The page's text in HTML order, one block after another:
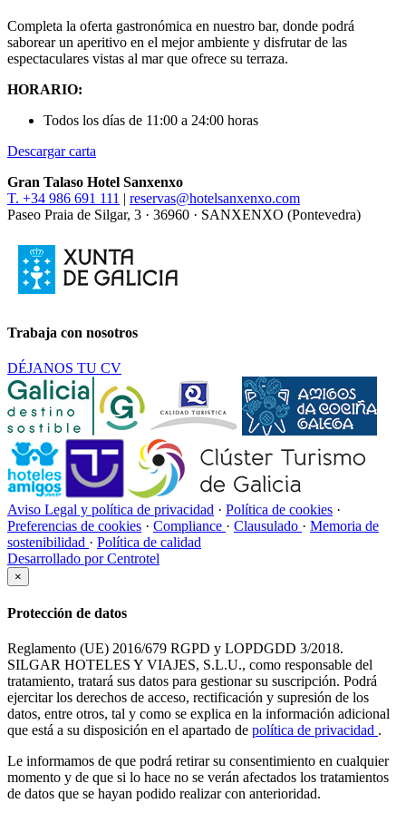
Completa la oferta gastronómica en nuestro bar, donde podrá
saborear un aperitivo en el mejor ambiente y disfrutar de las
espectaculares vistas al mar que ofrece su terraza.
HORARIO:
Todos los días de 11:00 a 24:00 horas
Descargar carta
Gran Talaso Hotel Sanxenxo
T. +34 986 691 111 | reservas@hotelsanxenxo.com
Paseo Praia de Silgar, 3 · 36960 · SANXENXO (Pontevedra)
Trabaja con nosotros
DÉJANOS TU CV
Aviso Legal y política de privacidad · Política de cookies ·
Preferencias de cookies · Compliance · Clausulado · Memoria de
sostenibilidad · Política de calidad
Desarrollado por Centrotel
×
Protección de datos
Reglamento (UE) 2016/679 RGPD y LOPDGDD 3/2018.
SILGAR HOTELES Y VIAJES, S.L.U., como responsable del
tratamiento, tratará sus datos para gestionar su suscripción. Podrá
ejercitar los derechos de acceso, rectificación y supresión de los
datos, entre otros, tal y como se explica en la información adicional
que está a su disposición en el apartado de política de privacidad .
Le informamos de que podrá retirar su consentimiento en cualquier
momento y de que si lo hace no se verán afectados los tratamientos
de datos que se hayan podido realizar con anterioridad.